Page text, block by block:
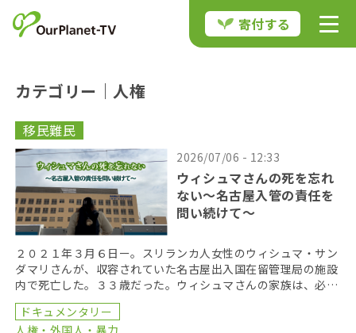
寄付する
カテゴリー｜人権
移民難民
2026/07/06 - 12:33
ウィシュマさんの死を忘れ
ない〜名古屋入管の責任を
問い続けて〜
２０２１年３月６日ー。スリランカ人女性のウィシュマ・サン
ダマリさんが、収容されていた名古屋出入国在留管理局の施設
内で死亡した。３３歳だった。ウィシュマさんの家族は、必要
な医療が提供されなかったことが死亡の原因だとして、国 […]
ドキュメンタリー
人権・外国人・暴力